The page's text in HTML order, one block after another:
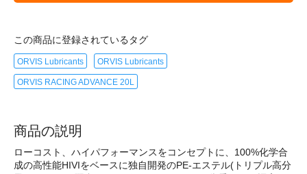
この商品に登録されているタグ
ORVIS Lubricants ORVIS Lubricants
ORVIS RACING ADVANCE 20L
商品の説明
ローコスト、ハイパフォーマンスをコンセプトに、100%化学合
成の高性能HIVIをベースに独自開発のPE-エステル(トリプル高分